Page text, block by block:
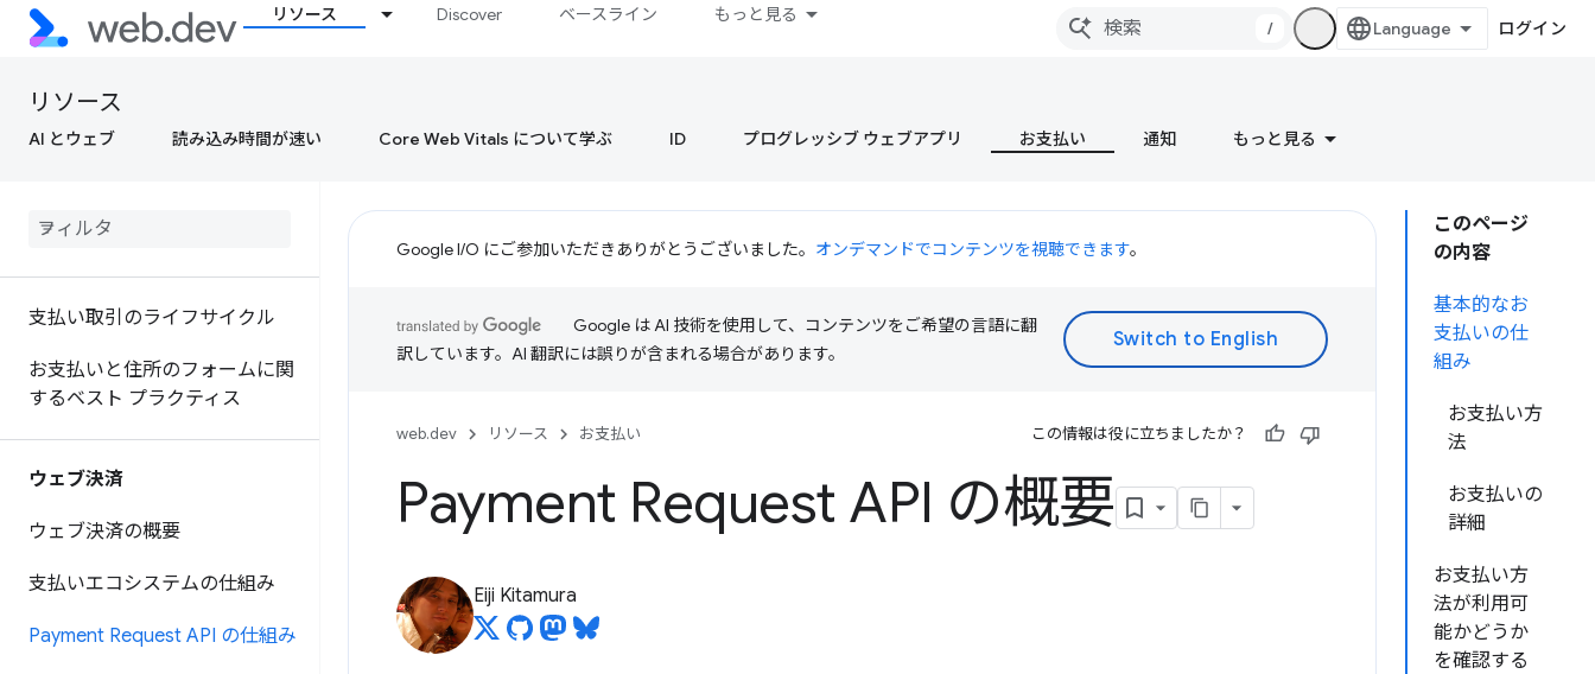
リソース Discover ベースライン もっと見る
/ ログイン
リソース
AI とウェブ 読み込み時間が速い Core Web Vitals について学ぶ ID プログレッシブ ウェブアプリ お支払い 通知 もっと見る
支払い取引のライフサイクル
お支払いと住所のフォームに関
するベスト プラクティス
ウェブ決済
ウェブ決済の概要
支払いエコシステムの仕組み
Payment Request API の仕組み
このページ
の内容
基本的なお
支払いの仕
組み
お支払い方
法
お支払いの
詳細
お支払い方
法が利用可
能かどうか
を確認する
Google I/O にご参加いただきありがとうございました。 オンデマンドでコンテンツを視聴できます。
Google は AI 技術を使用して、コンテンツをご希望の言語に翻
訳しています。AI 翻訳には誤りが含まれる場合があります。
web.dev リソース お支払い この情報は役に立ちましたか？
Payment Request API の概要
Eiji Kitamura